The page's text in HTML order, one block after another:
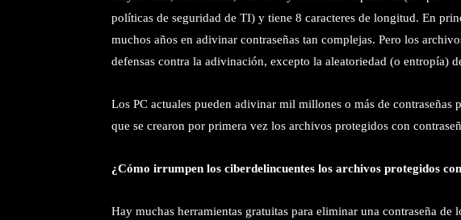
políticas de seguridad de TI) y tiene 8 caracteres de longitud. En
muchos años en adivinar contraseñas tan complejas. Pero los
defensas contra la adivinación, excepto la aleatoriedad (o entropía)
Los PC actuales pueden adivinar mil millones o más de contraseñas
que se crearon por primera vez los archivos protegidos con
¿Cómo irrumpen los ciberdelincuentes los archivos protegidos
Hay muchas herramientas gratuitas para eliminar una contraseña